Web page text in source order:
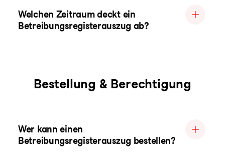
Welchen Zeitraum deckt ein
Betreibungsregisterauszug ab?
Bestellung & Berechtigung
Wer kann einen
Betreibungsregisterauszug bestellen?